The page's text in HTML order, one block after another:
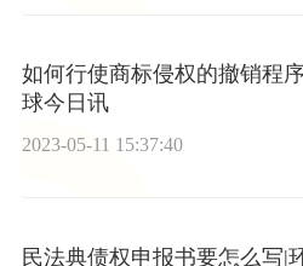
如何行使商标侵权的撤销程
球今日讯
2023-05-11 15:37:40
民法典债权申报书要怎么写|